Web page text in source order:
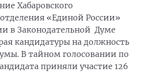
Хабаровского
«Единой России»
в Законодательной Думе
кандидатуры на должность
В тайном голосовании по
приняли участие 126